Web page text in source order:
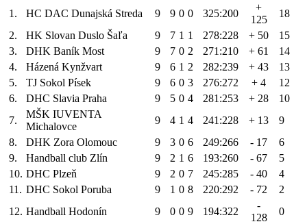
1. HC DAC Dunajská Streda 9 9 0 0 325:200
+
125
18
2.
HK Slovan Duslo Šaľa 9 7 1 1 278:228 + 50
15
3.
DHK Baník Most 9 7 0 2 271:210 + 61
14
4.
Házená Kynžvart 9 6 1 2 282:239 + 43
13
5.
TJ Sokol Písek 9 6 0 3 276:272 + 4
12
6.
DHC Slavia Praha 9 5 0 4 281:253 + 28
10
7.
MŠK IUVENTA
Michalovce
9 4 1 4 241:228 + 13
9
8.
DHK Zora Olomouc 9 3 0 6 249:266 - 17
6
9.
Handball club Zlín 9 2 1 6 193:260 - 67
5
10. DHC Plzeň 9 2 0 7 245:285 - 40
4
11. DHC Sokol Poruba 9 1 0 8 220:292 - 72
2
12. Handball Hodonín 9 0 0 9 194:322
-
128
0